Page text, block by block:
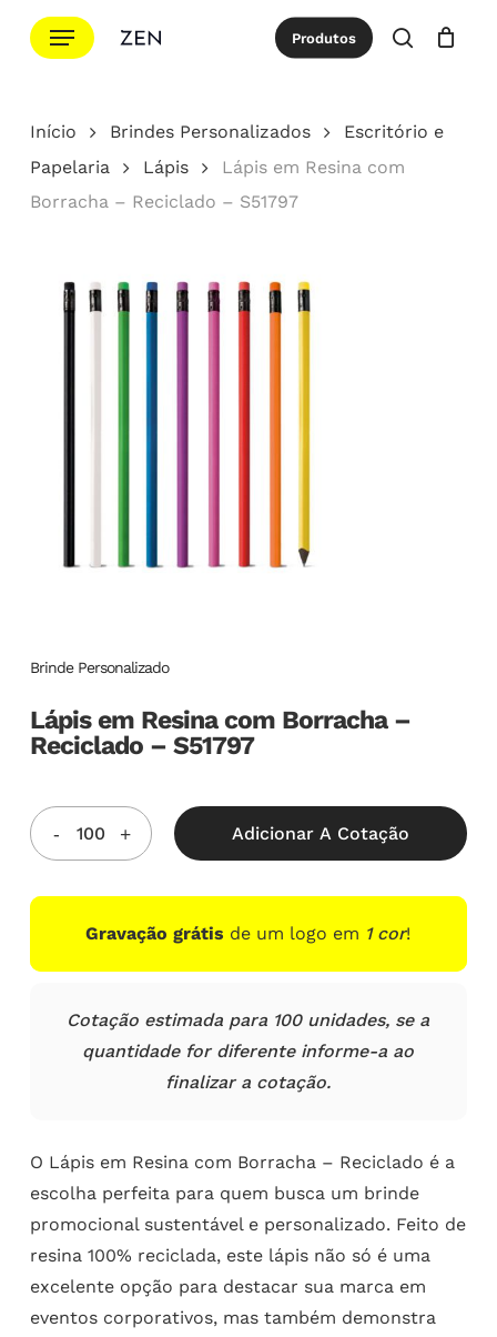
para
principal
Menu Produtos
procurar
Cotação Close
Início Brindes Personalizados
Escritório e
Papelaria
Lápis
Lápis em Resina com
Borracha – Reciclado – S51797
Brinde Personalizado
Lápis em Resina com Borracha –
Reciclado – S51797
Adicionar A Cotação
Gravação grátis de um logo em 1 cor!
Cotação estimada para 100 unidades, se a
quantidade for diferente informe-a ao
finalizar a cotação.
O Lápis em Resina com Borracha – Reciclado é a
escolha perfeita para quem busca um brinde
promocional sustentável e personalizado. Feito de
resina 100% reciclada, este lápis não só é uma
excelente opção para destacar sua marca em
eventos corporativos, mas também demonstra